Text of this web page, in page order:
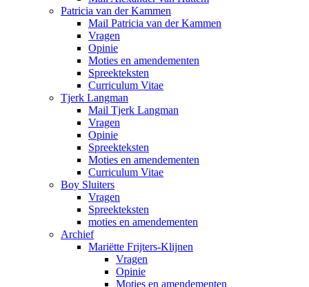
Patricia van der Kammen
Mail Patricia van der Kammen
Vragen
Opinie
Moties en amendementen
Spreekteksten
Curriculum Vitae
Tjerk Langman
Mail Tjerk Langman
Vragen
Opinie
Spreekteksten
Moties en amendementen
Curriculum Vitae
Boy Sluiters
Vragen
Spreekteksten
moties en amendementen
Archief
Mariëtte Frijters-Klijnen
Vragen
Opinie
Moties en amendementen